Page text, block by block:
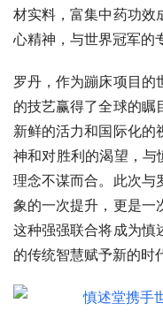
材实料，富集中药功效
心精神，与世界冠军的
罗丹，作为蹦床项目的
的技艺赢得了全球的瞩
新鲜的活力和国际化的
神和对胜利的渴望，与
理念不谋而合。此次与
象的一次提升，更是一
这种强强联合将成为慎
的传统智慧赋予新的时